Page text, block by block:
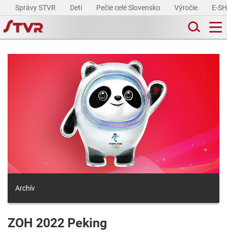
Správy STVR Deti Pečie celé Slovensko Výročie E-
Archív
ZOH 2022 Peking